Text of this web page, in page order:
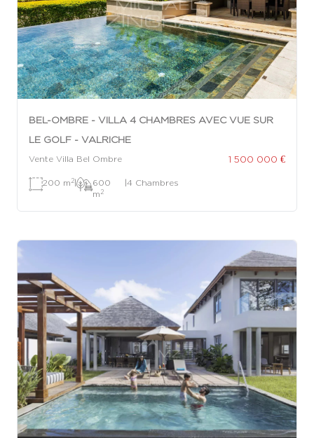
BEL-OMBRE - VILLA 4 CHAMBRES AVEC VUE SUR
LE GOLF - VALRICHE
Vente Villa Bel Ombre 1 500 000 €
200 m 2|
600
m 2
|4 Chambres